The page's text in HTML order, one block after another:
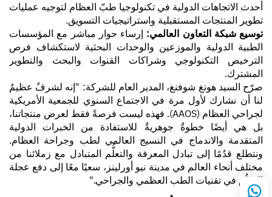
أحدث الاتجاهات الدولية في تكنولوجيا طبّ العظام لتوجيه عمليات
تطوير المنتجات المستقبلية واستراتيجيات التسويق.
توسيع شبكة التعاون العالمي: إرساء حوار مباشر مع المؤسسات
الطبية الدولية والموزعين والوحدات البحثية لاستكشاف فرص
الترخيص التكنولوجي وشراكات القنوات والبحث والتطوير
المشترك.
صرّح السيد هونغ شوفنغ، المدير العام للشركة: "إنه لشرفٌ عظيمٌ
لنا أن نشارك لأول مرة في الاجتماع السنوي للجمعية الأمريكية
لجراحي العظام (AAOS). فهذه ليست فرصةً فقط لعرض منتجاتنا،
بل هي أيضًا خطوةٌ جوهريةٌ للاستفادة من الخبرات الدولية
المتقدمة والاندماج في النسيج العالمي لطب وجراحة العظام.
ونتطلع قدُمًا إلى تبادل المعرفة والتعلُّم المتبادل مع زملائنا من
مختلف أنحاء العالم في مدينة نيو أورلينز، سعيًا معًا إلى دفع عجلة
التقدُّم في تقنيات الطب العظمي والجراحي."